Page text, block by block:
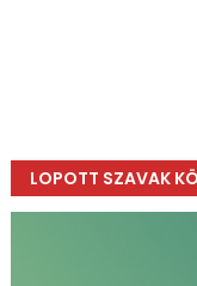
LOPOTT SZAVAK